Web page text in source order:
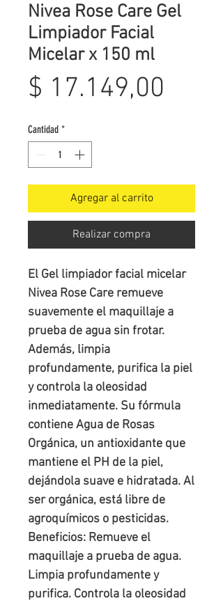
Nivea Rose Care Gel
Limpiador Facial
Micelar x 150 ml
$ 17.149,00
Cantidad *
Agregar al carrito
Realizar compra
El Gel limpiador facial micelar
Nivea Rose Care remueve
suavemente el maquillaje a
prueba de agua sin frotar.
Además, limpia
profundamente, purifica la piel
y controla la oleosidad
inmediatamente. Su fórmula
contiene Agua de Rosas
Orgánica, un antioxidante que
mantiene el PH de la piel,
dejándola suave e hidratada. Al
ser orgánica, está libre de
agroquímicos o pesticidas.
Beneficios: Remueve el
maquillaje a prueba de agua.
Limpia profundamente y
purifica. Controla la oleosidad